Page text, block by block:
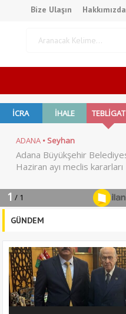
Bize Ulaşın Hakkımızda
GÜNDEM